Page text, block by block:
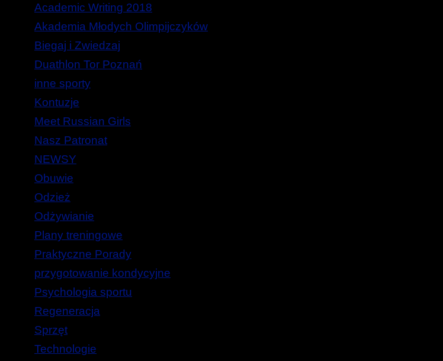
Academic Writing 2018
Akademia Młodych Olimpijczyków
Biegaj i Zwiedzaj
Duathlon Tor Poznań
inne sporty
Kontuzje
Meet Russian Girls
Nasz Patronat
NEWSY
Obuwie
Odzież
Odżywianie
Plany treningowe
Praktyczne Porady
przygotowanie kondycyjne
Psychologia sportu
Regeneracja
Sprzęt
Technologie